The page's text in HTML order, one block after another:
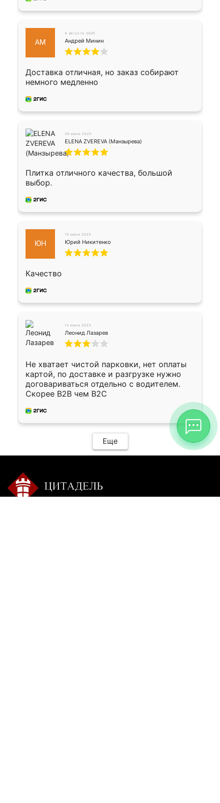
АМ
4 августа 2025
Андрей Минин
Доставка отличная, но заказ собирают
немного медленно
26 июня 2025
ELENA ZVEREVA (Манзырева)
Плитка отличного качества, большой
выбор.
ЮН
15 июня 2025
Юрий Никитенко
Качество
12 июня 2025
Леонид Лазарев
Не хватает чистой парковки, нет оплаты
картой, по доставке и разгрузке нужно
договариваться отдельно с водителем.
Скорее B2B чем B2C
Еще